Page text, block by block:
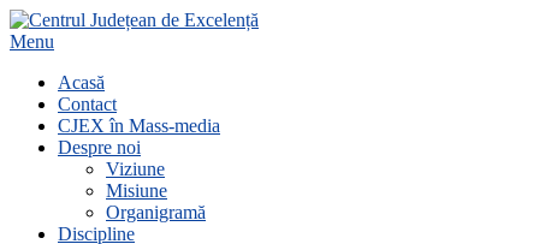
Skip
to
Primary
Menu
Menu
Acasă
Contact
CJEX în Mass-media
Despre noi
Viziune
Misiune
Organigramă
Discipline